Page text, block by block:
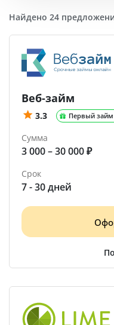
Найдено 24
Веб-займ
3.3 Первый займ
Сумма
3 000 – 30 000 ₽
Срок
7 - 30 дней